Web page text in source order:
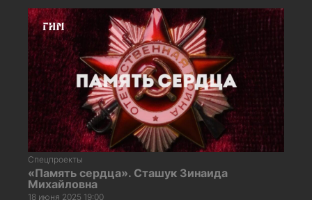
Спецпроекты
«Память сердца». Сташук Зинаида
Михайловна
18 июня 2025 19:00